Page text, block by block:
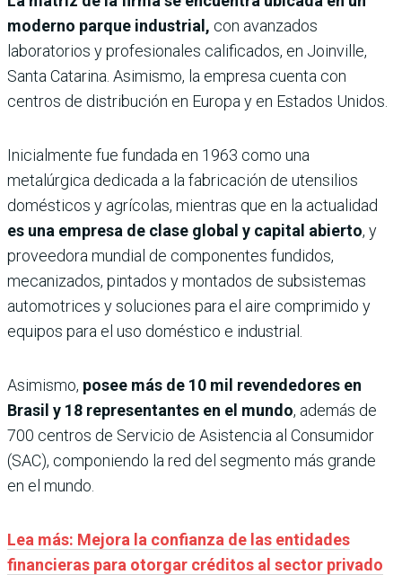
moderno parque industrial, con avanzados
laboratorios y profesionales calificados, en Joinville,
Santa Catarina. Asimismo, la empresa cuenta con
centros de distribución en Europa y en Estados Unidos.
Inicialmente fue fundada en 1963 como una
metalúrgica dedicada a la fabricación de utensilios
domésticos y agrícolas, mientras que en la actualidad
es una empresa de clase global y capital abierto, y
proveedora mundial de componentes fundidos,
mecanizados, pintados y montados de subsistemas
automotrices y soluciones para el aire comprimido y
equipos para el uso doméstico e industrial.
Asimismo, posee más de 10 mil revendedores en
Brasil y 18 representantes en el mundo, además de
700 centros de Servicio de Asistencia al Consumidor
(SAC), componiendo la red del segmento más grande
en el mundo.
Lea más: Mejora la confianza de las entidades
financieras para otorgar créditos al sector privado